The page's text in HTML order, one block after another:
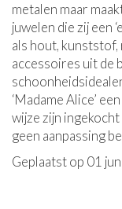
metalen maar
juwelen die zij een
als hout, kunststof,
accessoires uit de
‘Madame Alice’
wijze zijn
geen aanpassing
Geplaatst op 01